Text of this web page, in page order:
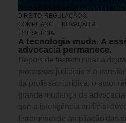
DIREITO, REGULAÇÃO &
COMPLIANCE INOVAÇÃO &
ESTRATÉGIA
A tecnologia muda. A
advocacia permanece.
Depois de testemunhar a
processos judiciais e a
da profissão jurídica, o autor
grande mudança da
que a inteligência artificial
ferramenta de ampliação das